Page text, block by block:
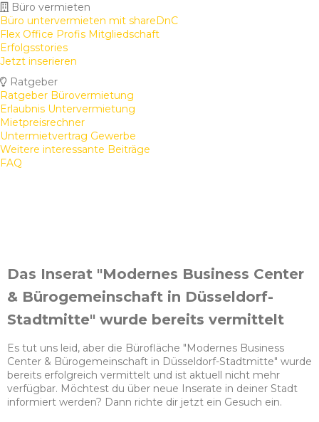
Büro vermieten
Büro untervermieten mit shareDnC
Flex Office Profis Mitgliedschaft
Erfolgsstories
Jetzt inserieren
Ratgeber
Ratgeber Bürovermietung
Erlaubnis Untervermietung
Mietpreisrechner
Untermietvertrag Gewerbe
Weitere interessante Beiträge
FAQ
Das Inserat "Modernes Business Center
& Bürogemeinschaft in Düsseldorf-
Stadtmitte" wurde bereits vermittelt
Es tut uns leid, aber die Bürofläche "Modernes Business
Center & Bürogemeinschaft in Düsseldorf-Stadtmitte" wurde
bereits erfolgreich vermittelt und ist aktuell nicht mehr
verfügbar. Möchtest du über neue Inserate in deiner Stadt
informiert werden? Dann richte dir jetzt ein Gesuch ein.